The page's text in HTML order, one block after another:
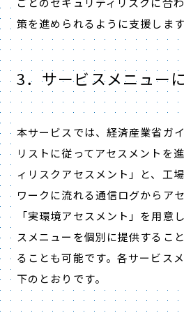
策を進められるように支援します
3．サービスメニュー
本サービスでは、経済産業省ガ
リストに従ってアセスメントを
ィリスクアセスメント」と、工
ワークに流れる通信ログからア
「実環境アセスメント」を用意
スメニューを個別に提供するこ
ることも可能です。各サービス
下のとおりです。